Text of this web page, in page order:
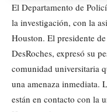
El Departamento de
la investigación, con la
Houston. El presidente
DesRoches, expresó su
comunidad universitaria
una amenaza inmediata.
están en contacto con la